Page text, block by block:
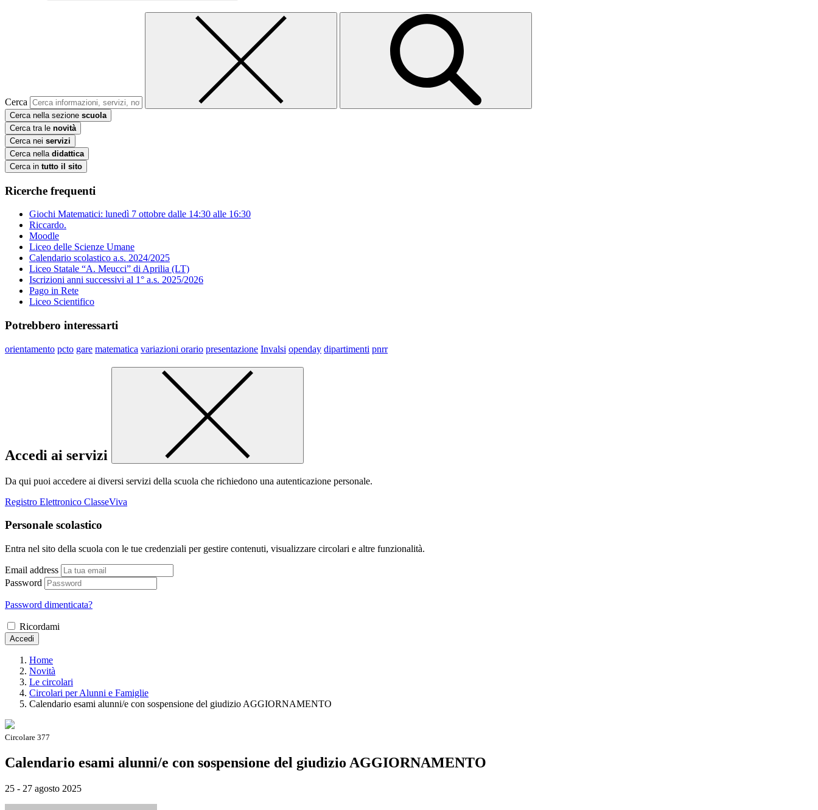
Cerca
Cerca nella sezione scuola
Cerca tra le novità
Cerca nei servizi
Cerca nella didattica
Cerca in tutto il sito
Ricerche frequenti
Giochi Matematici: lunedì 7 ottobre dalle 14:30 alle 16:30
Riccardo.
Moodle
Liceo delle Scienze Umane
Calendario scolastico a.s. 2024/2025
Liceo Statale “A. Meucci” di Aprilia (LT)
Iscrizioni anni successivi al 1° a.s. 2025/2026
Pago in Rete
Liceo Scientifico
Potrebbero interessarti
orientamento pcto gare matematica variazioni orario presentazione Invalsi openday dipartimenti pnrr
Accedi ai servizi
Da qui puoi accedere ai diversi servizi della scuola che richiedono una autenticazione personale.
Registro Elettronico ClasseViva
Personale scolastico
Entra nel sito della scuola con le tue credenziali per gestire contenuti, visualizzare circolari e altre funzionalità.
Email address
Password
Password dimenticata?
Ricordami
Accedi
Home
Novità
Le circolari
Circolari per Alunni e Famiglie
Calendario esami alunni/e con sospensione del giudizio AGGIORNAMENTO
Circolare 377
Calendario esami alunni/e con sospensione del giudizio AGGIORNAMENTO
25 - 27 agosto 2025